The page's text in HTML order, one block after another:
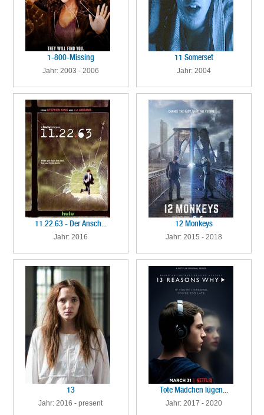
1-800-Missing
Jahr: 2003 - 2006
11 Somerset
Jahr: 2004
11.22.63 - Der Ansch...
Jahr: 2016
12 Monkeys
Jahr: 2015 - 2018
13
Jahr: 2016 - present
Tote Mädchen lügen...
Jahr: 2017 - 2020